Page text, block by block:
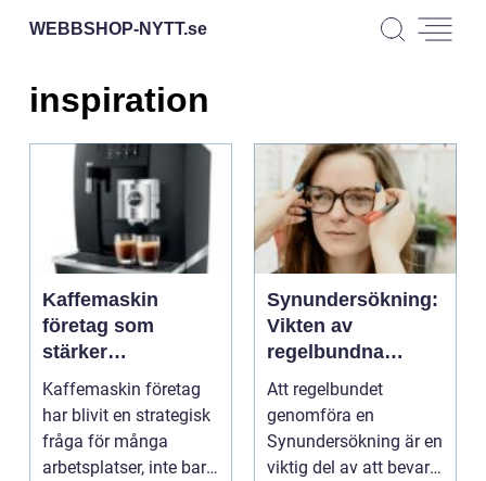
WEBBSHOP-NYTT.se
inspiration
Kaffemaskin
företag som
stärker
arbetsplatsens fika
och kultur
Kaffemaskin företag
har blivit en strategisk
fråga för många
arbetsplatser, inte bara
Synundersökning:
Vikten av
regelbundna
undersökningar
för god ögonhälsa
Att regelbundet
genomföra en
Synundersökning är en
viktig del av att bevara